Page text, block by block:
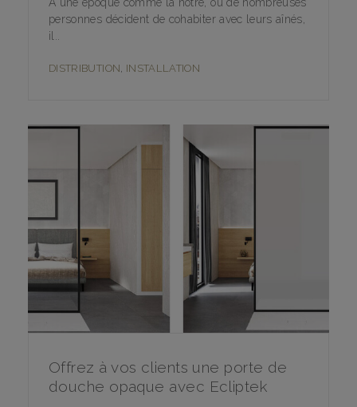
personnes décident de cohabiter avec leurs aînés,
il..
DISTRIBUTION INSTALLATION
Offrez à vos clients une porte de
douche opaque avec Ecliptek